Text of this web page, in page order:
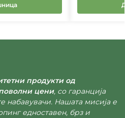
продукти од
цени, со гаранција
набавувачи. Нашата мисија е
едноставен, брз и